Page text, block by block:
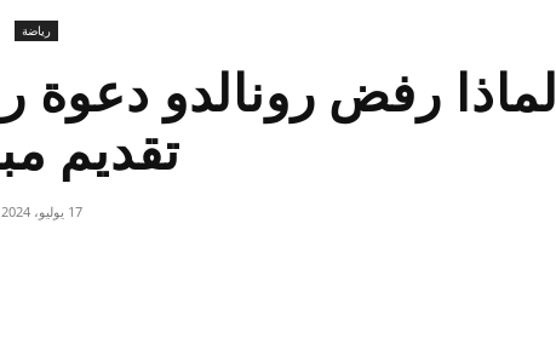
رياضة
لماذا رفض رونالدو
تقديم
17 يوليو، 2024